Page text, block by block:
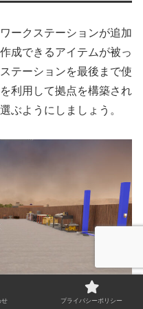
ークステーションが追加
成できるアイテムが被っ
テーションを最後まで使
利用して拠点を構築され
ぶようにしましょう。
せ プライバシーポリシー